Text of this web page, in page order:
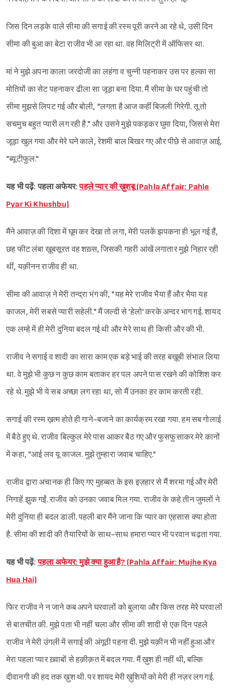
Sign in
जिस दिन लड़के वाले सीमा की सगाई की रस्म पूरी करने आ रहे थे, उसी दिन
सीमा की बुआ का बेटा राजीव भी आ रहा था. वह मिलिट्री में ऑफिसर था.
मां ने मुझे अपना काला जरदोजी का लहंगा व चुन्नी पहनाकर उस पर हल्का सा
मोतियों का सेट पहनाकर ढीला सा जूड़ा बना दिया. मैं सीमा के घर पहुंची तो
सीमा मुझसे लिपट गई और बोली, "लगता है आज कहीं बिजली गिरेगी. तू तो
सचमुच बहुत प्यारी लग रही है." और उसने मुझे पकड़कर घुमा दिया, जिससे मेरा
जूड़ा खुल गया और मेरे घने काले, रेशमी बाल बिखर गए और पीछे से आवाज़ आई,
"ब्यूटीफुल."
यह भी पढ़ें: पहला अफेयर:पहले प्यार की ख़ुशबू (Pahla Affair: Pahle
Pyar Ki Khushbu)
मैंने आवाज़ की दिशा में घूम कर देखा तो लगा, मेरी पलकें झपकना ही भूल गई हैं,
छह फीट लंबा ख़ूबसूरत वह शख़्स, जिसकी गहरी आंखें लगातार मुझे निहार रही
थीं, यक़ीनन राजीव ही था.
सीमा की आवाज़ ने मेरी तन्द्रा भंग की, "यह मेरे राजीव भैया हैं और भैया यह
काजल, मेरी सबसे प्यारी सहेली." मैं जल्दी से 'हेलो' करके अन्दर भाग गई. शायद
एक लम्हे में ही मेरी दुनिया बदल गई थी और मेरे साथ ही किसी और की भी.
राजीव ने सगाई व शादी का सारा काम एक बड़े भाई की तरह बख़ूबी संभाल लिया
था. वे मुझे भी कुछ न कुछ काम बताकर हर पल अपने पास रखने की कोशिश कर
रहे थे. मुझे भी ये सब अच्छा लग रहा था, सो मैं उनका हर काम करती रही.
सगाई की रस्म ख़त्म होते ही गाने-बजाने का कार्यक्रम रखा गया. हम सब गोलाई
में बैठे हुए थे. राजीव बिल्कुल मेरे पास आकर बैठ गए और फुसफुसाकर मेरे कानों
में कहा, "आई लव यू काजल. मुझे तुम्हारा जवाब चाहिए."
राजीव द्वारा अचानक ही किए गए मुहब्बत के इस इज़हार से मैं शरमा गई और मेरी
निगाहें झुक गईं. राजीव को उनका जवाब मिल गया. राजीव के कहे तीन जुमलों ने
मेरी दुनिया ही बदल डाली. पहली बार मैंने जाना कि प्यार का एहसास क्या होता
है. सीमा की शादी की तैयारियों के साथ-साथ हमारा प्यार भी परवान चढ़ता गया.
यह भी पढ़ें:पहला अफेयर: मुझे क्या हुआ है? (Pahla Affair: Mujhe Kya
Hua Hai)
फिर राजीव ने न जाने कब अपने घरवालों को बुलाया और किस तरह मेरे घरवालों
से बातचीत की. मुझे पता भी नहीं चला और सीमा की शादी से एक दिन पहले
राजीव ने मेरी उंगली में सगाई की अंगूठी पहना दी. मुझे यक़ीन भी नहीं हुआ और
मेरा पहला प्यार ख़्वाबों से हक़ीक़त में बदल गया. मैं ख़ुश ही नहीं थी, बल्कि
दीवानगी की हद तक ख़ुश थी. पर शायद मेरी ख़ुशियों को मेरी ही नज़र लग गई.